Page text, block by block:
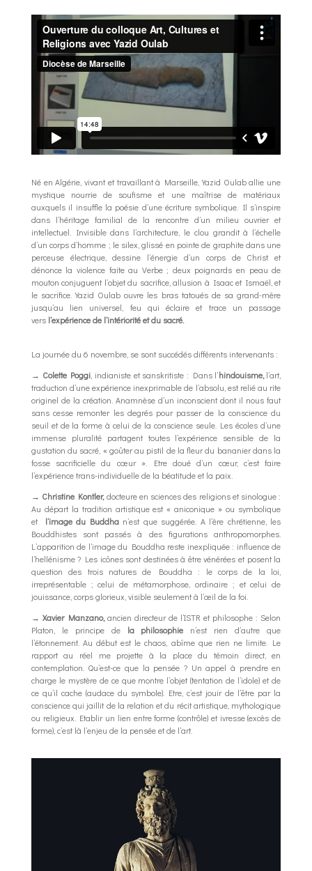
Né en Algérie, vivant et travaillant à Marseille, Yazid Oulab allie une
mystique nourrie de soufisme et une maîtrise de matériaux
auxquels il insuffle la poésie d’une écriture symbolique. Il s’inspire
dans l’héritage familial de la rencontre d’un milieu ouvrier et
intellectuel. Invisible dans l’architecture, le clou grandit à l’échelle
d’un corps d’homme ; le silex, glissé en pointe de graphite dans une
perceuse électrique, dessine l’énergie d’un corps de Christ et
dénonce la violence faite au Verbe ; deux poignards en peau de
mouton conjuguent l’objet du sacrifice, allusion à Isaac et Ismaël, et
le sacrifice. Yazid Oulab ouvre les bras tatoués de sa grand-mère
jusqu’au lien universel, feu qui éclaire et trace un passage
vers l’expérience de l’intériorité et du sacré.
La journée du 6 novembre, se sont succédés différents intervenants :
→ Colette Poggi , indianiste et sanskritiste : Dans l’hindouisme, l’art,
traduction d’une expérience inexprimable de l’absolu, est relié au rite
originel de la création. Anamnèse d’un inconscient dont il nous faut
sans cesse remonter les degrés pour passer de la conscience du
seuil et de la forme à celui de la conscience seule. Les écoles d’une
immense pluralité partagent toutes l’expérience sensible de la
gustation du sacré, « goûter au pistil de la fleur du bananier dans la
fosse sacrificielle du cœur ». Etre doué d’un cœur, c’est faire
l’expérience trans-individuelle de la béatitude et la paix.
→ Christine Kontler, docteure en sciences des religions et sinologue :
Au départ la tradition artistique est « aniconique » ou symbolique
et
l’image du Buddha n’est que suggérée. A l’ère chrétienne, les
Bouddhistes sont passés à des figurations anthropomorphes.
L’apparition de l’image du Bouddha reste inexpliquée : influence de
l’hellénisme ? Les icônes sont destinées à être vénérées et posent la
question des trois natures de Bouddha : le corps de la loi,
irreprésentable ; celui de métamorphose, ordinaire ; et celui de
jouissance, corps glorieux, visible seulement à l’œil de la foi.
→ Xavier Manzano,ancien directeur de l’ISTR et philosophe : Selon
Platon, le principe de
la philosophie
n’est rien d’autre que
l’étonnement. Au début est le chaos, abîme que rien ne limite. Le
rapport au réel me projette à la place du témoin direct, en
contemplation. Qu’est-ce que la pensée ? Un appel à prendre en
charge le mystère de ce que montre l’objet (tentation de l’idole) et de
ce qu’il cache (audace du symbole). Etre, c’est jouir de l’être par la
conscience qui jaillit de la relation et du récit artistique, mythologique
ou religieux. Etablir un lien entre forme (contrôle) et ivresse (excès de
forme), c’est là l’enjeu de la pensée et de l’art.